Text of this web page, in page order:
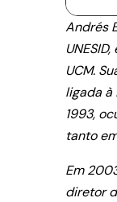
Andrés
UCM.
ligada
1993,
tanto
Em
diretor